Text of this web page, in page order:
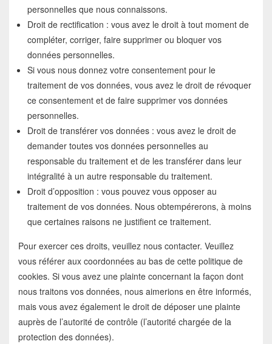
personnelles que nous connaissons.
Droit de rectification : vous avez le droit à tout moment de
compléter, corriger, faire supprimer ou bloquer vos
données personnelles.
Si vous nous donnez votre consentement pour le
traitement de vos données, vous avez le droit de révoquer
ce consentement et de faire supprimer vos données
personnelles.
Droit de transférer vos données : vous avez le droit de
demander toutes vos données personnelles au
responsable du traitement et de les transférer dans leur
intégralité à un autre responsable du traitement.
Droit d’opposition : vous pouvez vous opposer au
traitement de vos données. Nous obtempérerons, à moins
que certaines raisons ne justifient ce traitement.
Pour exercer ces droits, veuillez nous contacter. Veuillez
vous référer aux coordonnées au bas de cette politique de
cookies. Si vous avez une plainte concernant la façon dont
nous traitons vos données, nous aimerions en être informés,
mais vous avez également le droit de déposer une plainte
auprès de l’autorité de contrôle (l’autorité chargée de la
protection des données).